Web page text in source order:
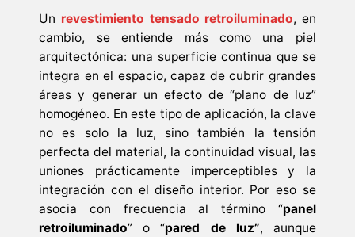
Un revestimiento tensado retroiluminado, en
cambio, se entiende más como una piel
arquitectónica: una superficie continua que se
integra en el espacio, capaz de cubrir grandes
áreas y generar un efecto de “plano de luz”
homogéneo. En este tipo de aplicación, la clave
no es solo la luz, sino también la tensión
perfecta del material, la continuidad visual, las
uniones prácticamente imperceptibles y la
integración con el diseño interior. Por eso se
asocia con frecuencia al término “panel
retroiluminado” o “pared de luz”, aunque